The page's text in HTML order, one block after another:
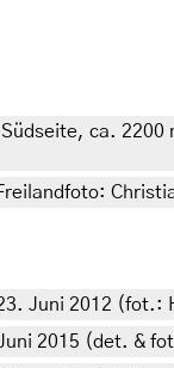
ca.
Juni 2012 (fot.:
2015 (det. &